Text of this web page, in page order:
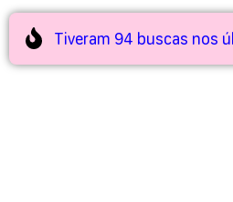
Tiveram 94 buscas nos